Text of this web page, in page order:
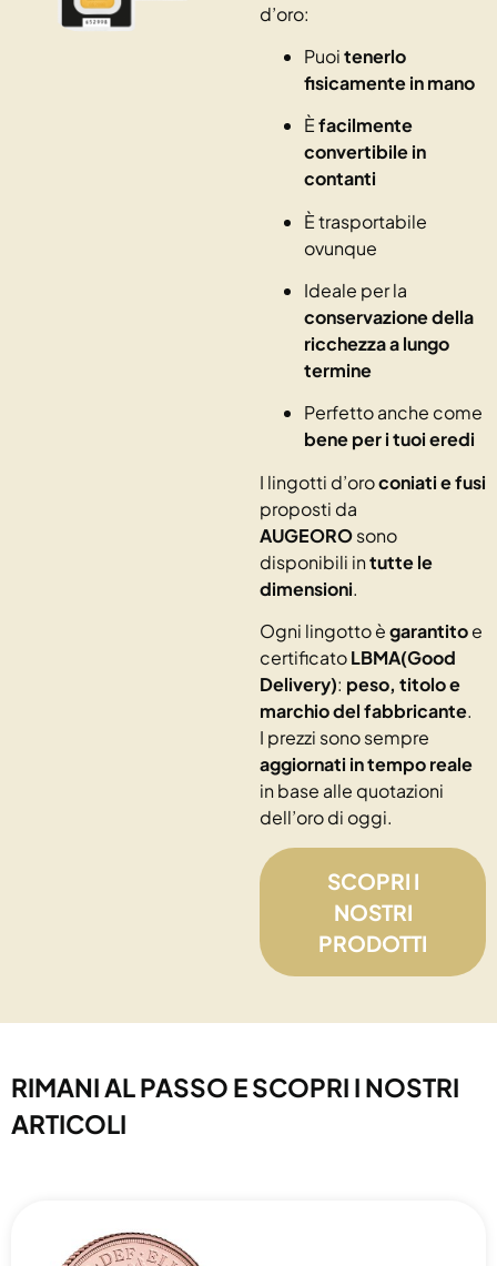
d’oro:
Puoitenerlo
fisicamente in mano
Èfacilmente
convertibile in
contanti
È trasportabile
ovunque
Ideale per la
conservazione della
ricchezza a lungo
termine
Perfetto anche come
bene per i tuoi eredi
I lingotti d’oroconiati e fusi
proposti da
AUGEOROsono
disponibili intutte le
dimensioni.
Ogni lingotto ègarantitoe
certificatoLBMA(Good
Delivery): peso, titolo e
marchio del fabbricante.
I prezzi sono sempre
aggiornati in tempo reale
in base alle quotazioni
dell’oro di oggi.
SCOPRI I
NOSTRI
PRODOTTI
RIMANI AL PASSO E SCOPRI I NOSTRI
ARTICOLI